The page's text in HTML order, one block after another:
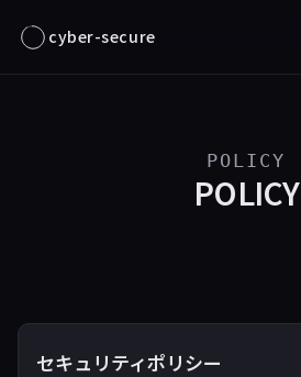
cyber-secure
POLICY
POLICY
セキュリティポリシー